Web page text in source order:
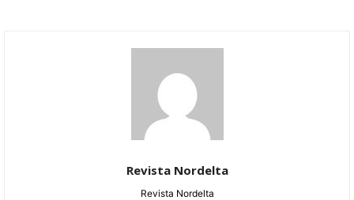
Revista Nordelta
Revista Nordelta